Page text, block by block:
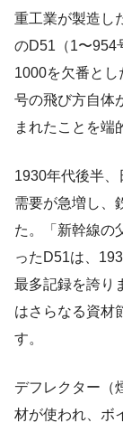
重工業が製造し
のD51（1〜954
1000を欠番と
号の飛び方自体
まれたことを端
1930年代後半
需要が急増し、
た。「新幹線の
ったD51は、
最多記録を誇り
はさらなる資材
す。
デフレクター（
材が使われ、ボ